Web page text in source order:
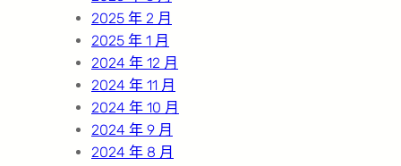
2025 年 2 月
2025 年 1 月
2024 年 12 月
2024 年 11 月
2024 年 10 月
2024 年 9 月
2024 年 8 月